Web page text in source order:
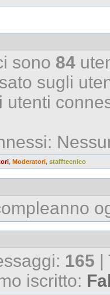
sono 84
sugli
utenti
, Moderatori, stafftecnico
165 |
iscritto: